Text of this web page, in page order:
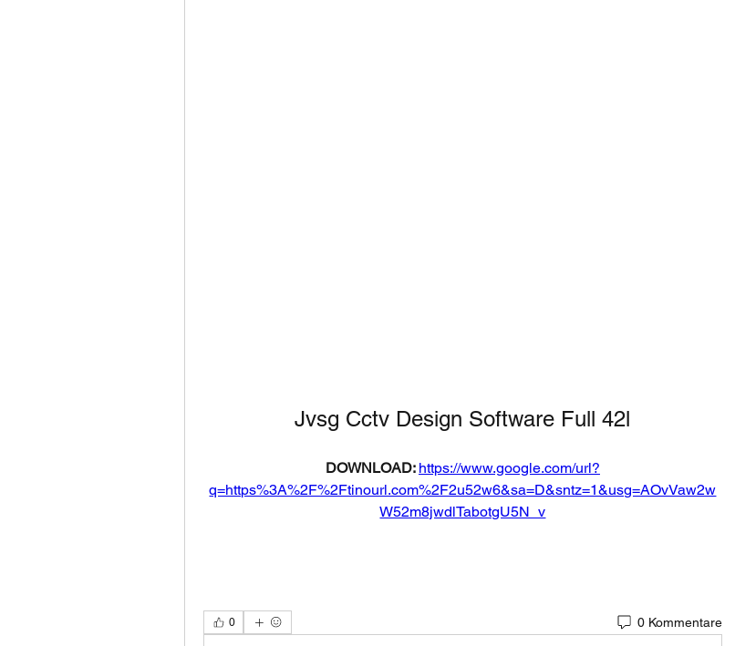
Jvsg Cctv Design Software Full 42l
DOWNLOAD: https://www.google.com/url?
q=https%3A%2F%2Ftinourl.com%2F2u52w6&sa=D&sntz=1&usg=AOvVaw2w
W52m8jwdlTabotgU5N_v
0 0 Kommentare